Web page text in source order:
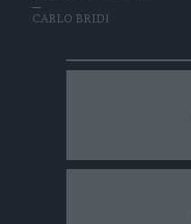
CARLO BRIDI